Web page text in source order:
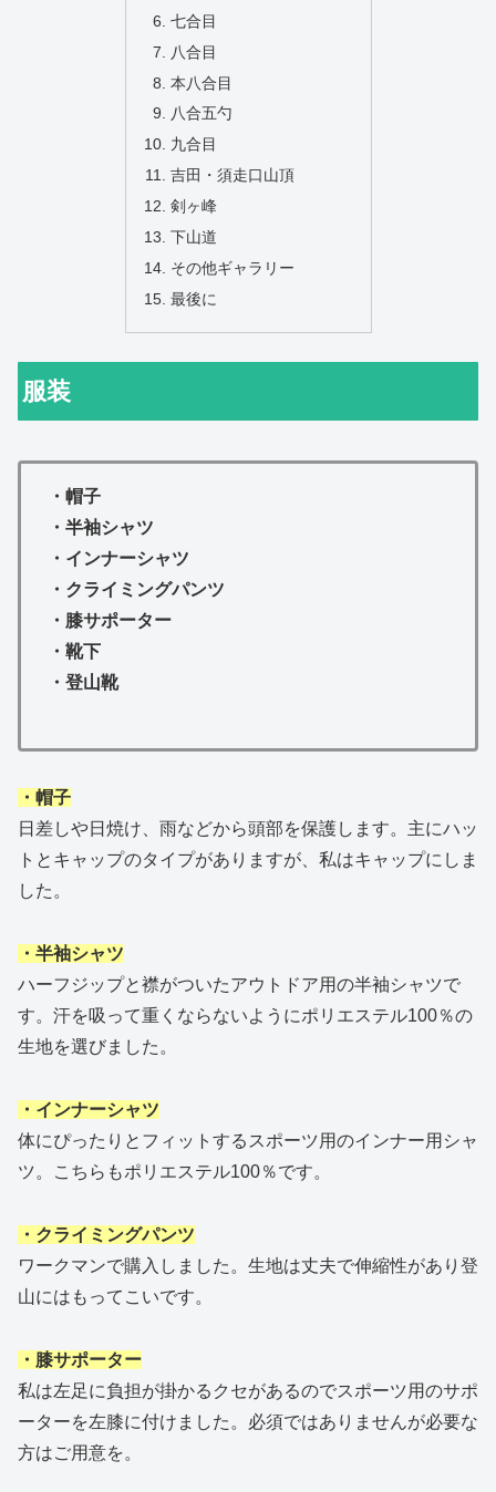
七合目
八合目
本八合目
八合五勺
九合目
吉田・須走口山頂
剣ヶ峰
下山道
その他ギャラリー
最後に
服装
・帽子
・半袖シャツ
・インナーシャツ
・クライミングパンツ
・膝サポーター
・靴下
・登山靴
・帽子
日差しや日焼け、雨などから頭部を保護します。主にハッ
トとキャップのタイプがありますが、私はキャップにしま
した。
・半袖シャツ
ハーフジップと襟がついたアウトドア用の半袖シャツで
す。汗を吸って重くならないようにポリエステル100％の
生地を選びました。
・インナーシャツ
体にぴったりとフィットするスポーツ用のインナー用シャ
ツ。こちらもポリエステル100％です。
・クライミングパンツ
ワークマンで購入しました。生地は丈夫で伸縮性があり登
山にはもってこいです。
・膝サポーター
私は左足に負担が掛かるクセがあるのでスポーツ用のサポ
ーターを左膝に付けました。必須ではありませんが必要な
方はご用意を。